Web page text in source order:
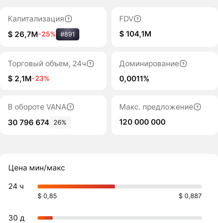
Капитализация
$ 26,7M-25% #891
FDV
$ 104,1M
Торговый объем, 24ч
$ 2,1M-23%
Доминирование
0,0011%
В обороте VANA
30 796 674
26%
Макс. предложение
120 000 000
Цена мин/макс
24 ч
$ 0,85 $ 0,887
30 д